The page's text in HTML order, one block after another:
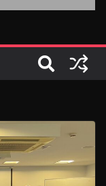
estratégica
de Marruecos
(politólogo